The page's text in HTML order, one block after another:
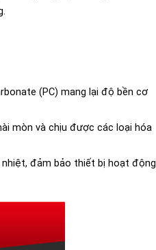
(PC) mang lại độ bền cơ
mòn và chịu được các loại hóa
nhiệt, đảm bảo thiết bị hoạt động